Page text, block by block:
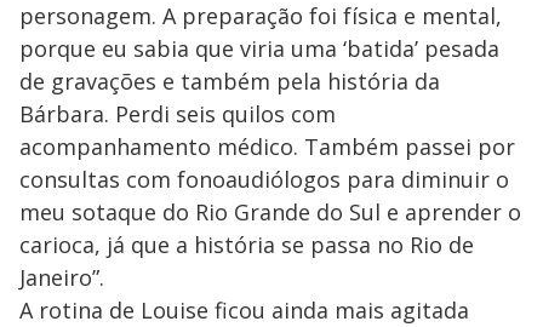
personagem. A preparação foi física e mental,
porque eu sabia que viria uma ‘batida’ pesada
de gravações e também pela história da
Bárbara. Perdi seis quilos com
acompanhamento médico. Também passei por
consultas com fonoaudiólogos para diminuir o
meu sotaque do Rio Grande do Sul e aprender o
carioca, já que a história se passa no Rio de
Janeiro”.
A rotina de Louise ficou ainda mais agitada